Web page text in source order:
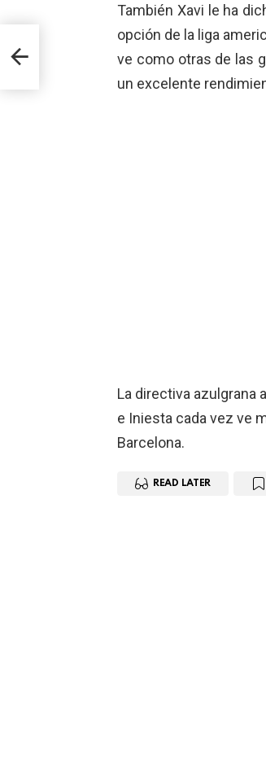
También Xavi le ha
opción de la liga
ve como otras de las
un excelente
La directiva azulgrana
e Iniesta cada vez ve
Barcelona.
READ LATER